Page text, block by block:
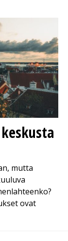
mutta
ovat